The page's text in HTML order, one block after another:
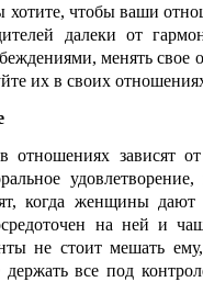
хотите, чтобы ваши
далеки от
менять
их в своих
отношениях зависят
когда женщины дают
на ней и
не стоит мешать ему,
держать все под